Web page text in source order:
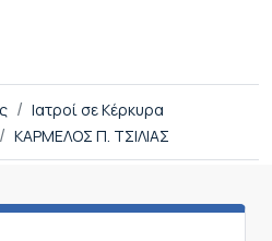
Ιατροί σε Κέρκυρα
ΚΑΡΜΕΛΟΣ Π. ΤΣΙΛΙΑΣ